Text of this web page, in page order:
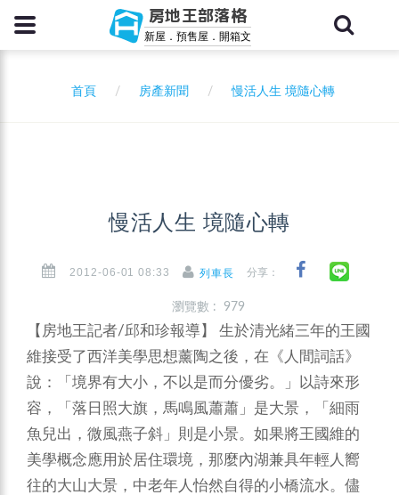
房地王部落格
新屋．預售屋．開箱文
首頁 房產新聞 慢活人生 境隨心轉
慢活人生 境隨心轉
2012-06-01 08:33 列車長 分享：
瀏覽數 : 979
【房地王記者/邱和珍報導】 生於清光緒三年的王國
維接受了西洋美學思想薰陶之後，在《人間詞話》
說：「境界有大小，不以是而分優劣。」以詩來形
容，「落日照大旗，馬鳴風蕭蕭」是大景，「細雨
魚兒出，微風燕子斜」則是小景。如果將王國維的
美學概念應用於居住環境，那麼內湖兼具年輕人嚮
往的大山大景，中老年人怡然自得的小橋流水。儘